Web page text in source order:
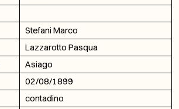
Stefani Marco
Lazzarotto Pasqua
Asiago
02/08/1899
contadino